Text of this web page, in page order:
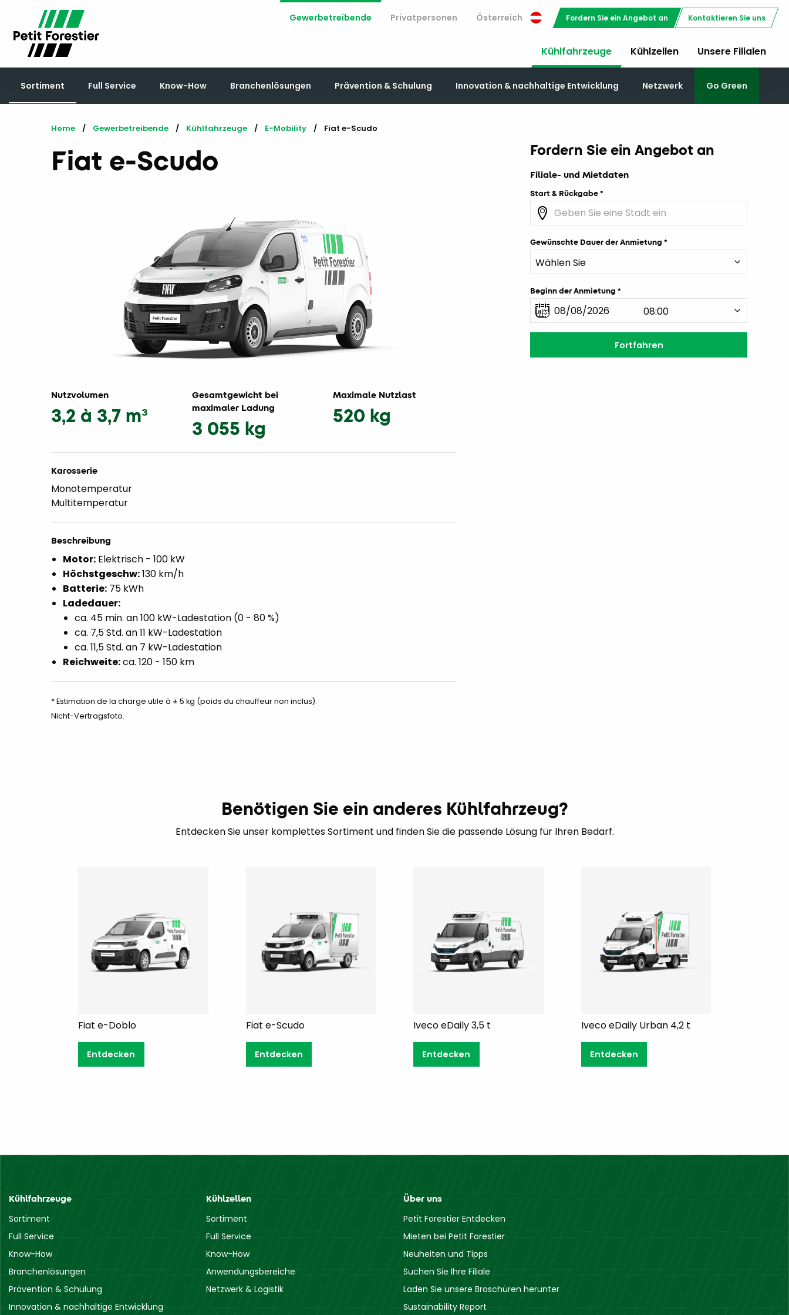
Gewerbetreibende Privatpersonen Österreich Fordern Sie ein Angebot an Kontaktieren Sie uns
Kühlfahrzeuge Kühlzellen Unsere Filialen
Sortiment Full Service Know-How Branchenlösungen Prävention & Schulung Innovation & nachhaltige Entwicklung Netzwerk Go Green
Home Gewerbetreibende Kühlfahrzeuge E-Mobility Current:
Fiat e-Scudo
Fiat e-Scudo
Nutzvolumen
3,2 à 3,7 m³
Gesamtgewicht bei
maximaler Ladung
3 055 kg
Maximale Nutzlast
520 kg
Karosserie
Monotemperatur
Multitemperatur
Beschreibung
Motor: Elektrisch - 100 kW
Höchstgeschw:130 km/h
Batterie: 75 kWh
Ladedauer:
ca. 45 min. an 100 kW-Ladestation (0 - 80 %)
ca. 7,5 Std. an 11 kW-Ladestation
ca. 11,5 Std. an 7 kW-Ladestation
Reichweite:ca. 120 - 150 km
* Estimation de la charge utile à ± 5 kg (poids du chauffeur non inclus).
Nicht-Vertragsfoto.
Fordern Sie ein Angebot an
Filiale- und Mietdaten
Start & Rückgabe
Gewünschte Dauer der Anmietung
Beginn der Anmietung
Benötigen Sie ein anderes Kühlfahrzeug?
Entdecken Sie unser komplettes Sortiment und finden Sie die passende Lösung für Ihren Bedarf.
Fiat e-Doblo
Entdecken
Fiat e-Scudo
Entdecken
Iveco eDaily 3,5 t
Entdecken
Iveco eDaily Urban 4,2 t
Entdecken
Kühlfahrzeuge
Sortiment
Full Service
Know-How
Branchenlösungen
Prävention & Schulung
Innovation & nachhaltige Entwicklung
Kühlzellen
Sortiment
Full Service
Know-How
Anwendungsbereiche
Netzwerk & Logistik
Über uns
Petit Forestier Entdecken
Mieten bei Petit Forestier
Neuheiten und Tipps
Suchen Sie Ihre Filiale
Laden Sie unsere Broschüren herunter
Sustainability Report